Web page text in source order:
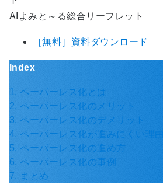
AIよみと～る総合リーフレット
［無料］資料ダウンロード
Index
1. ペーパーレス化とは
2. ペーパーレス化のメリット
3. ペーパーレス化のデメリット
4. ペーパーレス化が進みにくい理由
5. ペーパーレス化の進め方
6. ペーパーレス化の事例
7. まとめ